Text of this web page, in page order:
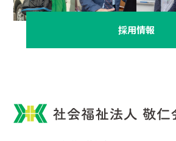
採用情報